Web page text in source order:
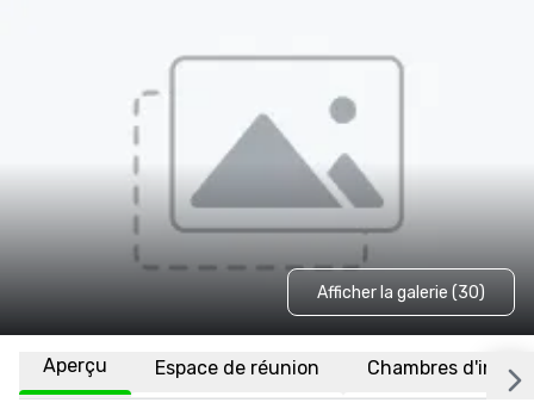
Afficher la galerie (30)
Aperçu Espace de réunion Chambres